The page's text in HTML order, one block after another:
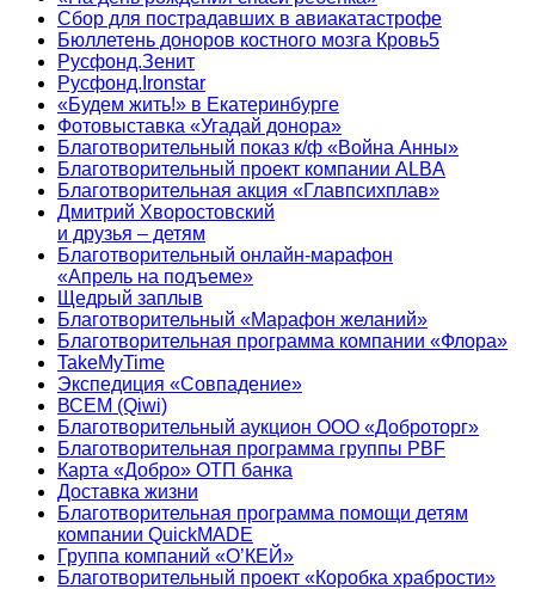
Сбор для пострадавших в авиакатастрофе
Бюллетень доноров костного мозга Кровь5
Русфонд.Зенит
Русфонд.Ironstar
«Будем жить!» в Екатеринбурге
Фотовыставка «Угадай донора»
Благотворительный показ к/ф «Война Анны»
Благотворительный проект компании ALBA
Благотворительная акция «Главпсихплав»
Дмитрий Хворостовский
и друзья – детям
Благотворительный онлайн‑марафон
«Апрель на подъеме»
Щедрый заплыв
Благотворительный «Марафон желаний»
Благотворительная программа компании «Флора»
TakeMyTime
Экспедиция «Совпадение»
ВСЕМ (Qiwi)
Благотворительный аукцион ООО «Доброторг»
Благотворительная программа группы PBF
Карта «Добро» ОТП банка
Доставка жизни
Благотворительная программа помощи детям
компании QuickMADE
Группа компаний «О’КЕЙ»
Благотворительный проект «Коробка храбрости»